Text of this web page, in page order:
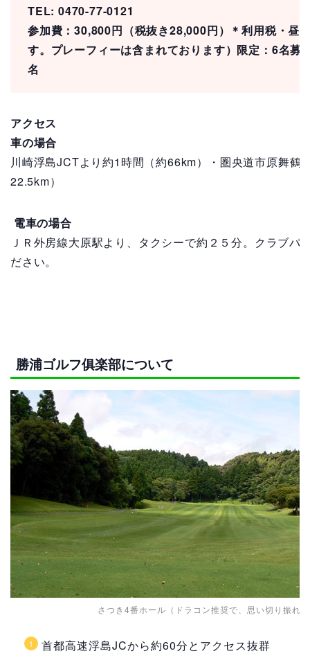
TEL: 0470-77-0121
参加費：30,800円（税抜き28,000円）＊利用税・昼
す。プレーフィーは含まれております） 限定：6名募
名
アクセス
車の場合
川崎浮島JCTより約1時間（約66km）・圏央道市原舞鶴
22.5km）
電車の場合
ＪＲ外房線大原駅より、タクシーで約２５分。クラブバ
ださい。
勝浦ゴルフ俱楽部について
さつき4番ホール（ドラコン推奨で、思い切り振れ
首都高速浮島JCから約60分とアクセス抜群